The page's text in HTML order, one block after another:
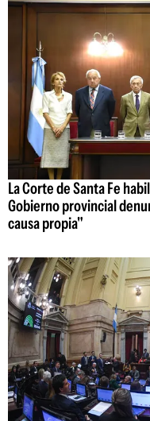
La Corte de Santa Fe
Gobierno provincial
causa propia"